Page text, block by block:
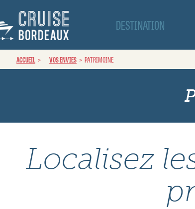
DESTINATION
ACCUEIL VOS ENVIES PATRIMOINE
Localisez